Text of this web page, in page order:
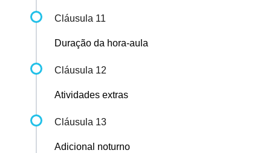
Cláusula 11
Duração da hora-aula
Cláusula 12
Atividades extras
Cláusula 13
Adicional noturno